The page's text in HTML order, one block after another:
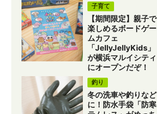
子育て
【期間限定】親子で
楽しめるボードゲー
ムカフェ
「JellyJellyKids」
が横浜マルイシティ
にオープンだぞ！
釣り
冬の洗車や釣りなど
に！防水手袋「防寒